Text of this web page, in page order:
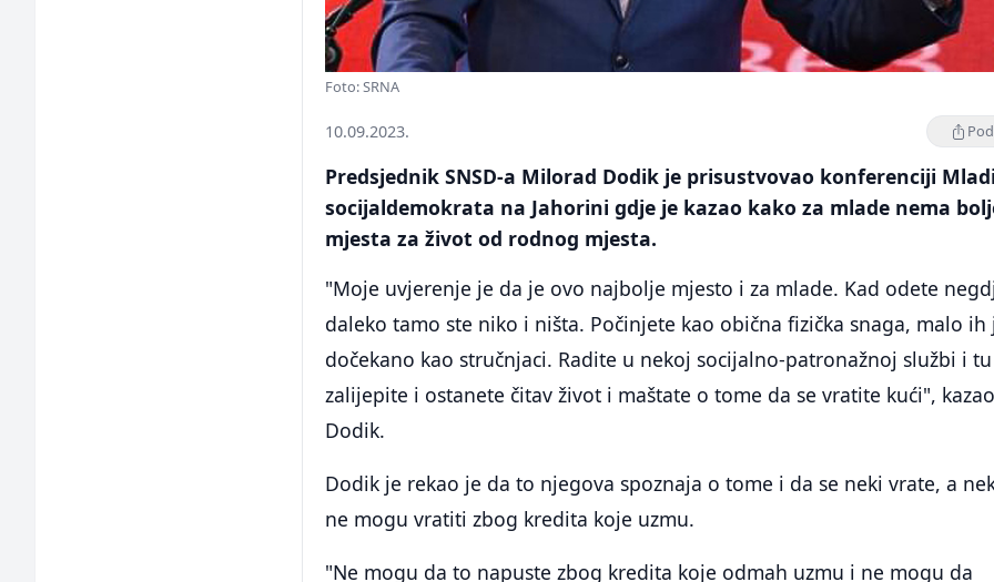
Foto: SRNA
10.09.2023.
Predsjednik SNSD-a Milorad Dodik je prisustvovao konferenciji
socijaldemokrata na Jahorini gdje je kazao kako za mlade nema
mjesta za život od rodnog mjesta.
"Moje uvjerenje je da je ovo najbolje mjesto i za mlade. Kad odete
daleko tamo ste niko i ništa. Počinjete kao obična fizička snaga, malo ih
dočekano kao stručnjaci. Radite u nekoj socijalno-patronažnoj službi i
zalijepite i ostanete čitav život i maštate o tome da se vratite kući",
Dodik.
Dodik je rekao je da to njegova spoznaja o tome i da se neki vrate, a
ne mogu vratiti zbog kredita koje uzmu.
"Ne mogu da to napuste zbog kredita koje odmah uzmu i ne mogu da